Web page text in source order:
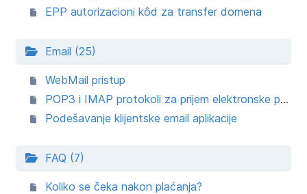
EPP autorizacioni kôd za transfer domena
Email (25)
WebMail pristup
POP3 i IMAP protokoli za prijem elektronske pošte
Podešavanje klijentske email aplikacije
FAQ (7)
Koliko se čeka nakon plaćanja?